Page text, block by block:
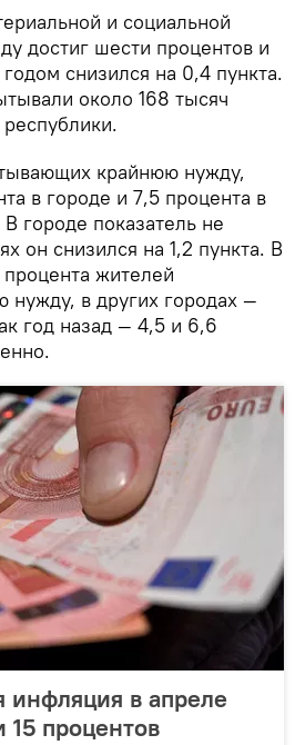
и социальной
достиг шести процентов и
снизился на 0,4 пункта.
около 168 тысяч
крайнюю нужду,
в городе и 7,5 процента в
городе показатель не
он снизился на 1,2 пункта. В
жителей
в других городах —
год назад — 4,5 и 6,6
инфляция в апреле
15 процентов